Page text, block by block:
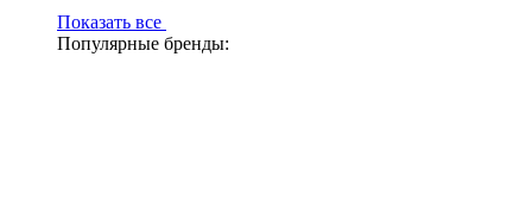
Показать все
Популярные бренды: